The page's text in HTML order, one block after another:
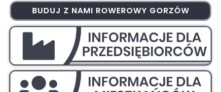
BUDUJ Z NAMI ROWEROWY GORZÓW